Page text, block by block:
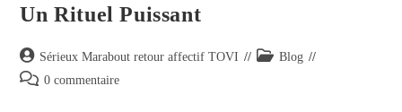
Un Rituel Puissant
Sérieux Marabout retour affectif TOVI
Blog
0 commentaire